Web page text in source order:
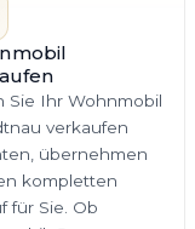
Sie Ihr Wohnmobil
verkaufen
übernehmen
kompletten
für Sie. Ob